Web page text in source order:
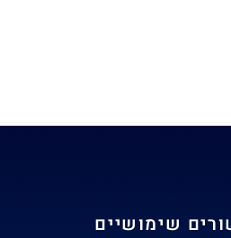
שימושיים